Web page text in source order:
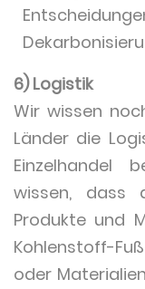
6) Logistik
Wir wissen
Länder die
Einzelhandel
wissen, dass
Produkte und
Kohlenstoff-
oder